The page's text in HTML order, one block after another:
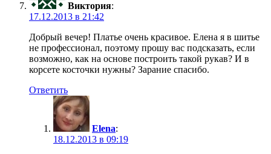
Виктория:
17.12.2013 в 21:42
Добрый вечер! Платье очень красивое. Елена я в шитье
не профессионал, поэтому прошу вас подсказать, если
возможно, как на основе построить такой рукав? И в
корсете косточки нужны? Зарание спасибо.
Ответить
Elena:
18.12.2013 в 09:19